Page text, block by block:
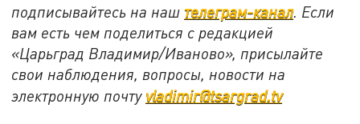
подписывайтесь на наш телеграм-канал. Если
вам есть чем поделиться с редакцией
«Царьград Владимир/Иваново», присылайте
свои наблюдения, вопросы, новости на
электронную почту vladimir@tsargrad.tv